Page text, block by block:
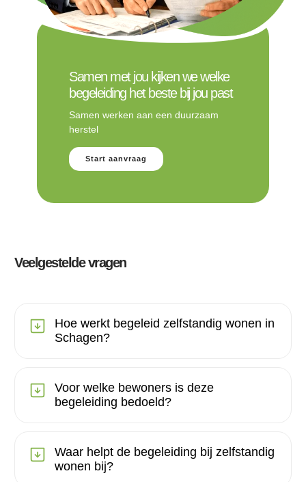
Samen met jou kijken we welke
begeleiding het beste bij jou past
Samen werken aan een duurzaam
herstel
Start aanvraag
Veelgestelde vragen
Hoe werkt begeleid zelfstandig wonen in
Schagen?
Voor welke bewoners is deze
begeleiding bedoeld?
Waar helpt de begeleiding bij zelfstandig
wonen bij?